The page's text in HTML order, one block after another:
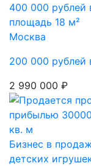
400 000
площадь 18 м²
Москва
200 000 рублей
2 990 000 ₽
Бизнес в
детских